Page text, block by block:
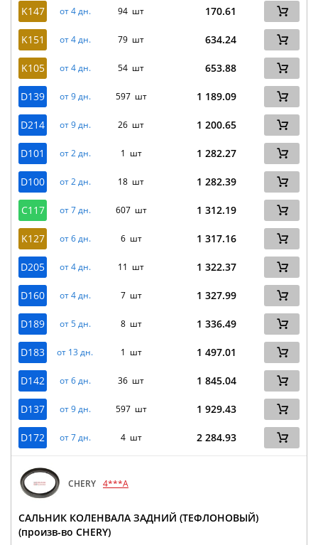
K147 от 4 дн. 94 шт 170.61
K151 от 4 дн. 79 шт 634.24
K105 от 4 дн. 54 шт 653.88
D139 от 9 дн. 597 шт 1 189.09
D214 от 9 дн. 26 шт 1 200.65
D101 от 2 дн. 1 шт 1 282.27
D100 от 2 дн. 18 шт 1 282.39
C117 от 7 дн. 607 шт 1 312.19
K127 от 6 дн. 6 шт 1 317.16
D205 от 4 дн. 11 шт 1 322.37
D160 от 4 дн. 7 шт 1 327.99
D189 от 5 дн. 8 шт 1 336.49
D183 от 13 дн. 1 шт 1 497.01
D142 от 6 дн. 36 шт 1 845.04
D137 от 9 дн. 597 шт 1 929.43
D172 от 7 дн. 4 шт 2 284.93
CHERY 4***A
САЛЬНИК КОЛЕНВАЛА ЗАДНИЙ (ТЕФЛОНОВЫЙ)
(произв-во CHERY)